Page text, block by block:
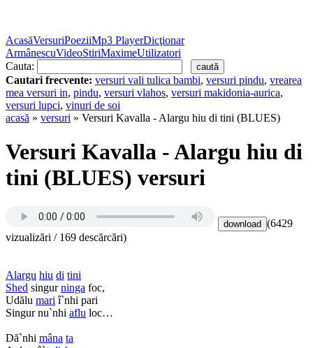
AcasăVersuriPoeziiMp3 PlayerDicţionar
ArmânescuVideoStiriMaximeUtilizatori
Cauta:
Cautari frecvente: versuri vali tulica bambi, versuri pindu, vrearea
mea versuri in, pindu, versuri vlahos, versuri makidonia-aurica,
versuri lupci, vinuri de soi
acasă » versuri » Versuri Kavalla - Alargu hiu di tini (BLUES)
Versuri Kavalla - Alargu hiu di
tini (BLUES) versuri
(6429
vizualizări / 169 descărcări)
Alargu hiu di tini
Shed singurninga foc,
Udălu mari î`nhi pari
Singur nu`nhi aflu loc…
Dă`nhi mâna ta